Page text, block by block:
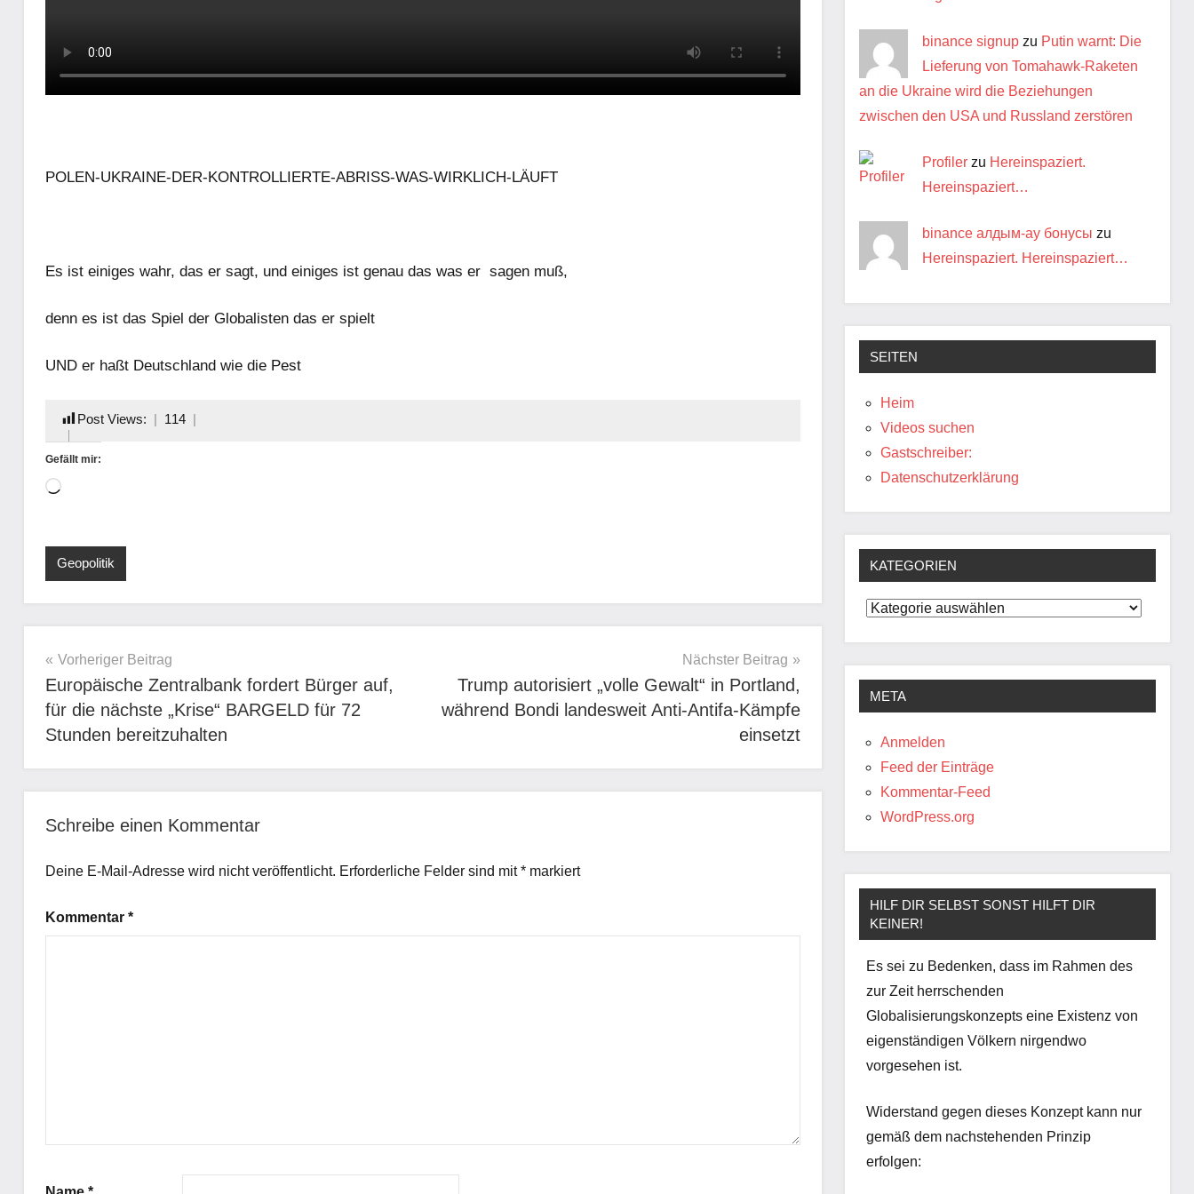
POLEN-UKRAINE-DER-KONTROLLIERTE-ABRISS-WAS-WIRKLICH-LÄUFT
Es ist einiges wahr, das er sagt, und einiges ist genau das was er sagen muß,
denn es ist das Spiel der Globalisten das er spielt
UND er haßt Deutschland wie die Pest
Post Views: 114
Gefällt mir:
Wird
Geopolitik
Beitragsnavigation
Vorheriger Beitrag
Europäische Zentralbank fordert Bürger auf,
für die nächste „Krise“ BARGELD für 72
Stunden bereitzuhalten
Nächster Beitrag
Trump autorisiert „volle Gewalt“ in Portland,
während Bondi landesweit Anti-Antifa-Kämpfe
einsetzt
Schreibe einen Kommentar
Deine E-Mail-Adresse wird nicht veröffentlicht. Erforderliche Felder sind mit* markiert
Kommentar *
binance signup zu Putin warnt: Die
Lieferung von Tomahawk-Raketen
an die Ukraine wird die Beziehungen
zwischen den USA und Russland zerstören
Profiler zu Hereinspaziert.
Hereinspaziert…
binance алдым-ау бонусы zu
Hereinspaziert. Hereinspaziert…
SEITEN
Heim
Videos suchen
Gastschreiber:
Datenschutzerklärung
KATEGORIEN
Kategorien
META
Anmelden
Feed der Einträge
Kommentar-Feed
WordPress.org
HILF DIR SELBST SONST HILFT DIR
KEINER!
Es sei zu Bedenken, dass im Rahmen des
zur Zeit herrschenden
Globalisierungskonzepts eine Existenz von
eigenständigen Völkern nirgendwo
vorgesehen ist.
Widerstand gegen dieses Konzept kann nur
gemäß dem nachstehenden Prinzip
erfolgen: